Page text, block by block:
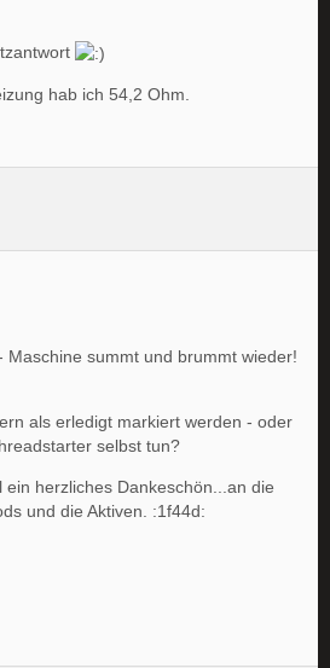
hab ich 54,2 Ohm.
Maschine summt und brummt wieder!
als erledigt markiert werden - oder
selbst tun?
herzliches Dankeschön...an die
und die Aktiven. :1f44d: